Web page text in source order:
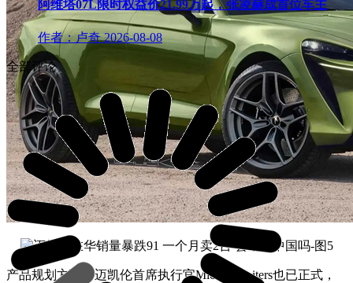
产品规划方面，迈凯伦首席执行官Michael Leiters也已正式，
阿维塔07L限时权益价21.99万起，张凌赫成首位车主
作者：卢奇 2026-08-08
全部评论